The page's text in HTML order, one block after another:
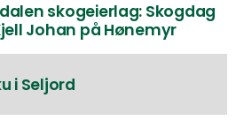
skogeierlag: Skogdag
Johan på Hønemyr
i Seljord